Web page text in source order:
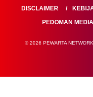
DISCLAIMER
PEDOMAN
© 2026 PEWARTA